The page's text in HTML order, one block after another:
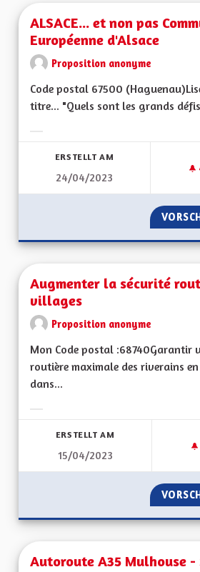
ALSACE... et non pas
Européenne d'Alsace
Proposition anonyme
Code postal 67500
titre... "Quels sont les grands
ERSTELLT AM
24/04/2023
Augmenter la sécurité
villages
Proposition anonyme
Mon Code postal :68740Garantir
routière maximale des riverains
dans...
ERSTELLT AM
15/04/2023
Autoroute A35 Mulhouse -